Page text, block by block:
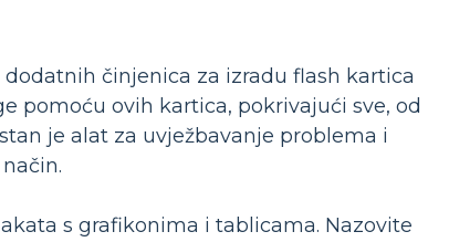
činjenica za izradu flash kartica
pomoću ovih kartica, pokrivajući sve, od
je alat za uvježbavanje problema i
s grafikonima i tablicama. Nazovite